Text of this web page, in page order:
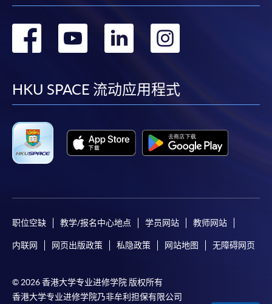
转
facebook
转
youtube
转
linkedin
HKU SPACE 流动应用程式
职位空缺 教学/报名中心地点 学员网站 教师网站
内联网 网页出版政策 私隐政策 网站地图 无障碍网页
© 2026 香港大学专业进修学院 版权所有
香港大学专业进修学院乃非牟利担保有限公司